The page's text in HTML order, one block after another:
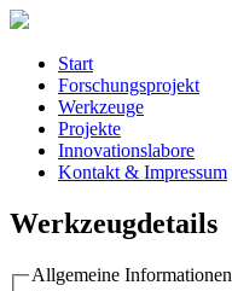
Start
Forschungsprojekt
Werkzeuge
Projekte
Innovationslabore
Kontakt & Impressum
Werkzeugdetails
Allgemeine Informationen